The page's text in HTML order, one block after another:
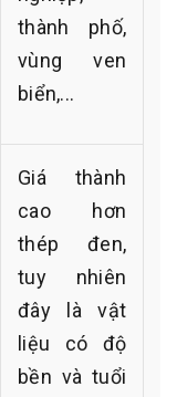
thành phố,
vùng ven
biển,...
Giá thành
cao hơn
thép đen,
tuy nhiên
đây là vật
liệu có độ
bền và tuổi